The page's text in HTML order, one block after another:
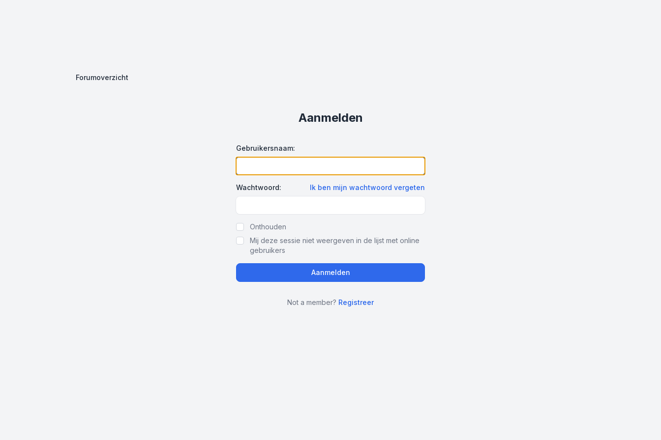
Forumoverzicht
Aanmelden
Gebruikersnaam:
Wachtwoord: Ik ben mijn wachtwoord vergeten
Onthouden
Mij deze sessie niet weergeven in de lijst met online
gebruikers
Not a member? Registreer